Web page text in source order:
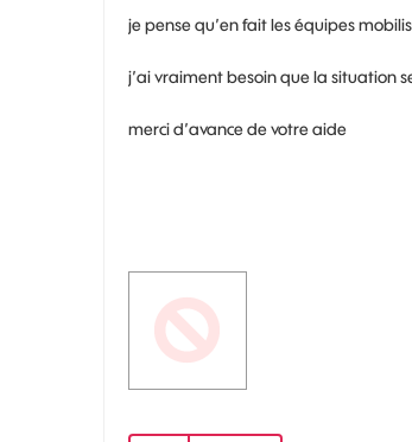
je pense qu’en fait les équipes
j’ai vraiment besoin que la situation
merci d’avance de votre aide